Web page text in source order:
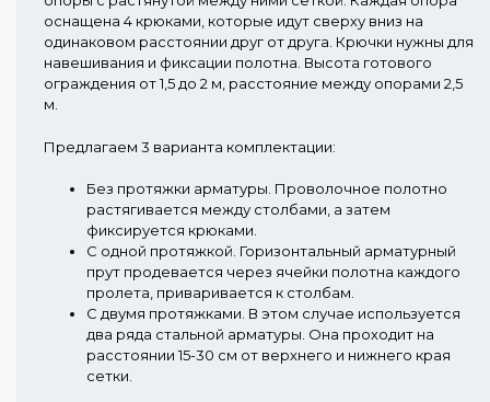
оснащена 4 крюками, которые идут сверху вниз на
одинаковом расстоянии друг от друга. Крючки нужны для
навешивания и фиксации полотна. Высота готового
ограждения от 1,5 до 2 м, расстояние между опорами 2,5
м.
Предлагаем 3 варианта комплектации:
Без протяжки арматуры. Проволочное полотно
растягивается между столбами, а затем
фиксируется крюками.
С одной протяжкой. Горизонтальный арматурный
прут продевается через ячейки полотна каждого
пролета, приваривается к столбам.
С двумя протяжками. В этом случае используется
два ряда стальной арматуры. Она проходит на
расстоянии 15-30 см от верхнего и нижнего края
сетки.